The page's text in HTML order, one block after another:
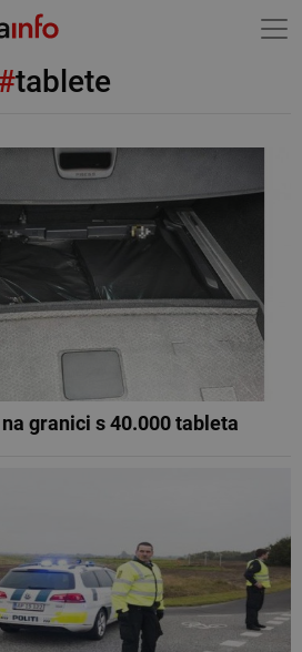
tablete
granici s 40.000 tableta